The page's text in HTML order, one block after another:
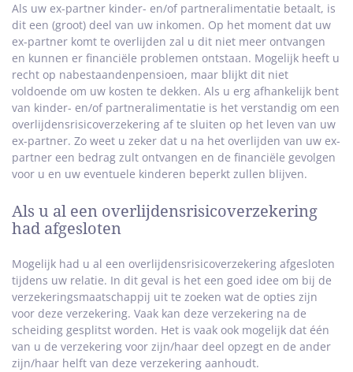
Als uw ex-partner kinder- en/of partneralimentatie betaalt, is
dit een (groot) deel van uw inkomen. Op het moment dat uw
ex-partner komt te overlijden zal u dit niet meer ontvangen
en kunnen er financiële problemen ontstaan. Mogelijk heeft u
recht op nabestaandenpensioen, maar blijkt dit niet
voldoende om uw kosten te dekken. Als u erg afhankelijk bent
van kinder- en/of partneralimentatie is het verstandig om een
overlijdensrisicoverzekering af te sluiten op het leven van uw
ex-partner. Zo weet u zeker dat u na het overlijden van uw ex-
partner een bedrag zult ontvangen en de financiële gevolgen
voor u en uw eventuele kinderen beperkt zullen blijven.
Als u al een overlijdensrisicoverzekering
had afgesloten
Mogelijk had u al een overlijdensrisicoverzekering afgesloten
tijdens uw relatie. In dit geval is het een goed idee om bij de
verzekeringsmaatschappij uit te zoeken wat de opties zijn
voor deze verzekering. Vaak kan deze verzekering na de
scheiding gesplitst worden. Het is vaak ook mogelijk dat één
van u de verzekering voor zijn/haar deel opzegt en de ander
zijn/haar helft van deze verzekering aanhoudt.